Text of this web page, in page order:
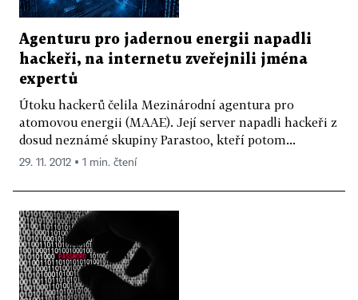
Agenturu pro jadernou energii napadli
hackeři, na internetu zveřejnili jména
expertů
Útoku hackerů čelila Mezinárodní agentura pro
atomovou energii (MAAE). Její server napadli hackeři z
dosud neznámé skupiny Parastoo, kteří potom...
29. 11. 2012 ▪ 1 min. čtení